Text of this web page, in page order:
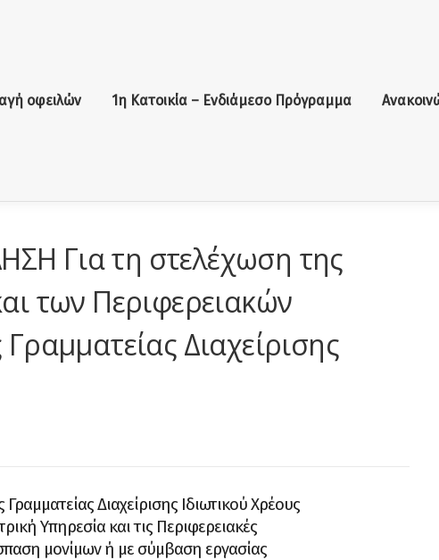
οφειλών 1η Κατοικία – Ενδιάμεσο Πρόγραμμα
Για τη στελέχωση της
των Περιφερειακών
Διαχείρισης
Διαχείρισης Ιδιωτικού Χρέους
Υπηρεσία και τις Περιφερειακές
μονίμων ή με σύμβαση εργασίας